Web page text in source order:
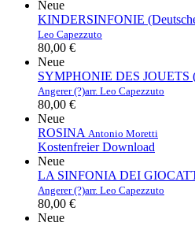
Neue
KINDERSINFONIE
Leo Capezzuto
80,00 €
Neue
SYMPHONIE DES JOUETS
Angerer (?)arr. Leo Capezzuto
80,00 €
Neue
ROSINA Antonio Moretti
Kostenfreier Download
Neue
LA SINFONIA DEI
Angerer (?)arr. Leo Capezzuto
80,00 €
Neue